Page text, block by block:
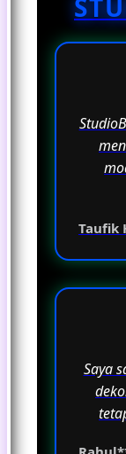
Taufik
Saya